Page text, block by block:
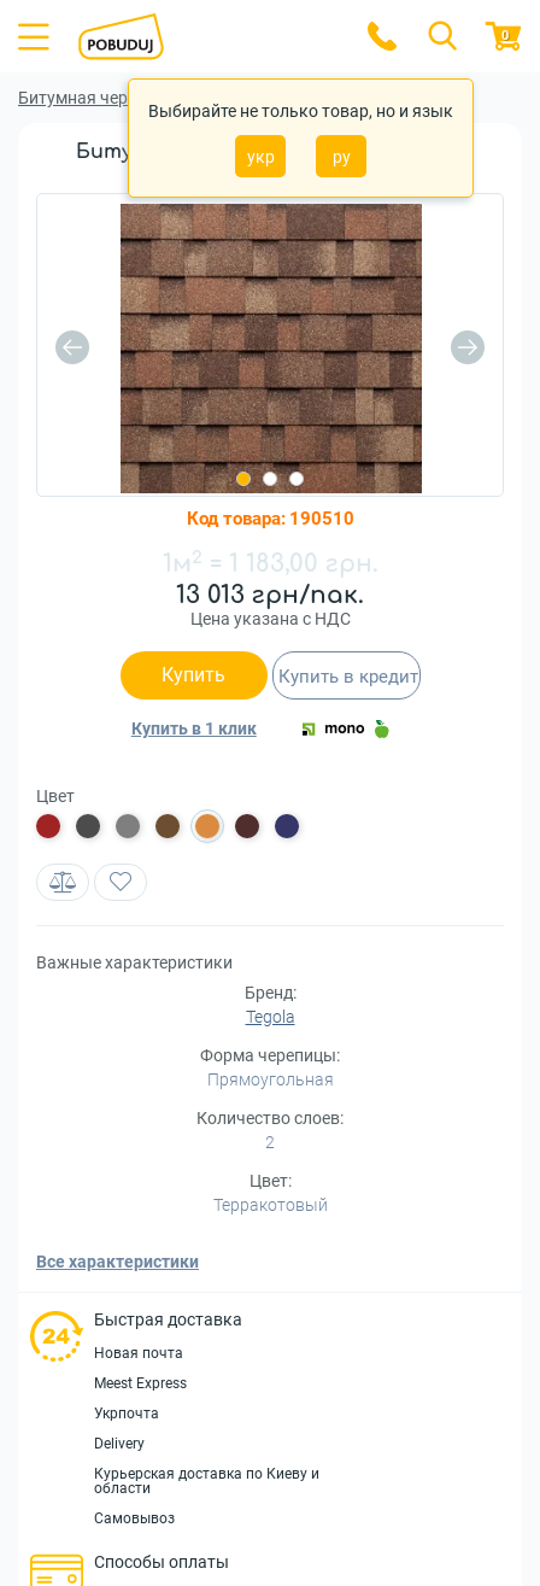
Выбирайте не только товар, но и язык
укр ру
0
Битумная черепица
Битумная черепица Tegola Master J
Terracota (2258060022534)
Код товара: 190510
13 013 грн/пак.
Цена указана с НДС
1м2 = 1 183,00 грн.
Купить
Купить в 1 клик
Купить в кредит
Цвет
Важные характеристики
Бренд:
Tegola
Форма черепицы:
Прямоугольная
Количество слоев:
2
Цвет:
Терракотовый
Все характеристики
Быстрая доставка
Новая почта
Meest Express
Укрпочта
Delivery
Курьерская доставка по Киеву и
области
Самовывоз
Способы оплаты